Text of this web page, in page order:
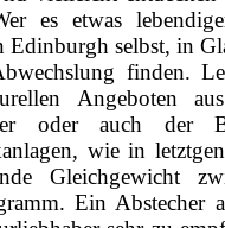
es etwas
selbst, in
finden.
Angeboten
oder auch der
wie in
Gleichgewicht
Ein Abstecher